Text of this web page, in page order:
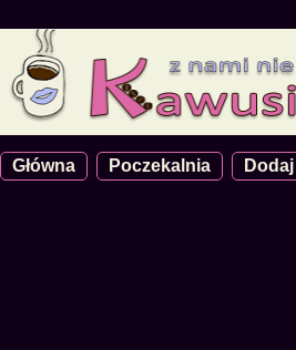
Główna Poczekalnia Dodaj